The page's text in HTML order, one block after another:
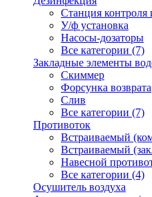
Станция контроля
У/ф установка
Насосы-дозаторы
Все категории (7)
Закладные элементы
Скиммер
Форсунка возврата
Слив
Все категории (7)
Противоток
Встраиваемый
Встраиваемый
Навесной
Все категории (4)
Осушитель воздуха